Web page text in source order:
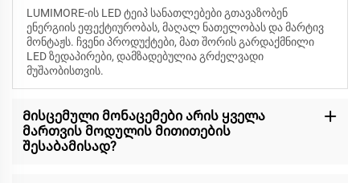
LUMIMORE-ის LED ტეიპ სანათლებები გთავაზობენ
ენერგიის ეფექტიურობას, მაღალ ნათელობას და მარტივ
მონტაჟს. ჩვენი პროდუქტები, მათ შორის გარდაქმნილი
LED ზედაპირები, დამზადებულია გრძელვადი
მუშაობისთვის.
Მისცემული მონაცემები არის ყველა
მართვის მოდულის მითითების
შესაბამისად?